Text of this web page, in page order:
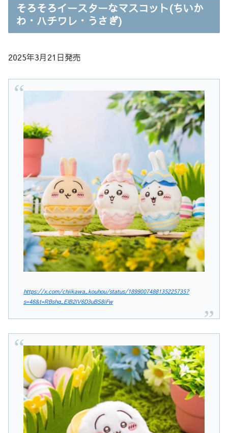
そろそろイースターなマスコット(ちいか
わ・ハチワレ・うさぎ)
2025年3月21日発売
https://x.com/chiikawa_kouhou/status/1899007488135225735?
s=46&t=RBshq_EIB2IV6D3uBS8iFw